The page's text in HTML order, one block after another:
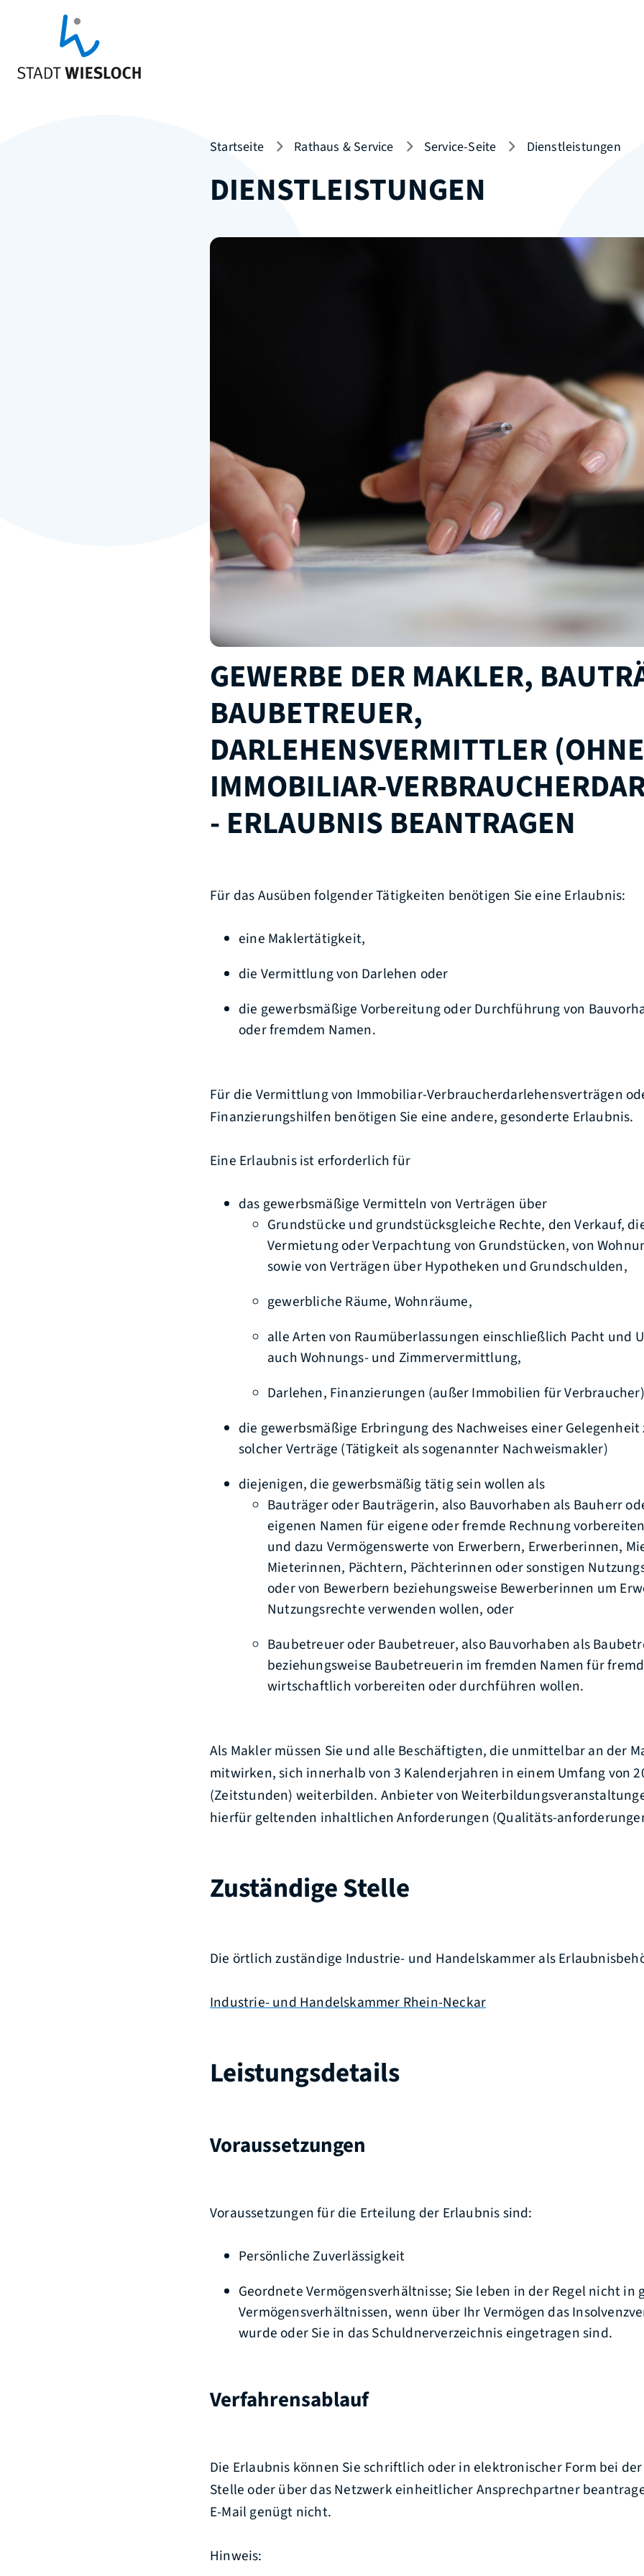
Startseite Rathaus & Service Service-Seite Dienstleistungen
DIENSTLEISTUNGEN
GEWERBE DER MAKLER,
BAUBETREUER,
DARLEHENSVERMITTLER (OHNE
IMMOBILIAR-
- ERLAUBNIS BEANTRAGEN
Für das Ausüben folgender Tätigkeiten benötigen Sie eine Erlaubnis:
eine Maklertätigkeit,
die Vermittlung von Darlehen oder
die gewerbsmäßige Vorbereitung oder Durchführung von
oder fremdem Namen.
Für die Vermittlung von Immobiliar-Verbraucherdarlehensverträgen
Finanzierungshilfen benötigen Sie eine andere, gesonderte Erlaubnis.
Eine Erlaubnis ist erforderlich für
das gewerbsmäßige Vermitteln von Verträgen über
Grundstücke und grundstücksgleiche Rechte, den Verkauf,
Vermietung oder Verpachtung von Grundstücken, von
sowie von Verträgen über Hypotheken und Grundschulden,
gewerbliche Räume, Wohnräume,
alle Arten von Raumüberlassungen einschließlich Pacht und
auch Wohnungs- und Zimmervermittlung,
Darlehen, Finanzierungen (außer Immobilien für
die gewerbsmäßige Erbringung des Nachweises einer Gelegenheit
solcher Verträge (Tätigkeit als sogenannter Nachweismakler)
diejenigen, die gewerbsmäßig tätig sein wollen als
Bauträger oder Bauträgerin, also Bauvorhaben als Bauherr
eigenen Namen für eigene oder fremde Rechnung
und dazu Vermögenswerte von Erwerbern, Erwerberinnen,
Mieterinnen, Pächtern, Pächterinnen oder sonstigen
oder von Bewerbern beziehungsweise Bewerberinnen um
Nutzungsrechte verwenden wollen, oder
Baubetreuer oder Baubetreuer, also Bauvorhaben als
beziehungsweise Baubetreuerin im fremden Namen für
wirtschaftlich vorbereiten oder durchführen wollen.
Als Makler müssen Sie und alle Beschäftigten, die unmittelbar an der
mitwirken, sich innerhalb von 3 Kalenderjahren in einem Umfang von
(Zeitstunden) weiterbilden. Anbieter von
hierfür geltenden inhaltlichen Anforderungen (Qualitäts-
Zuständige Stelle
Die örtlich zuständige Industrie- und Handelskammer als
Industrie- und Handelskammer Rhein-Neckar
Leistungsdetails
Voraussetzungen
Voraussetzungen für die Erteilung der Erlaubnis sind:
Persönliche Zuverlässigkeit
Geordnete Vermögensverhältnisse; Sie leben in der Regel nicht in
Vermögensverhältnissen, wenn über Ihr Vermögen das
wurde oder Sie in das Schuldnerverzeichnis eingetragen sind.
Verfahrensablauf
Die Erlaubnis können Sie schriftlich oder in elektronischer Form bei
Stelle oder über das Netzwerk einheitlicher Ansprechpartner
E-Mail genügt nicht.
Hinweis: